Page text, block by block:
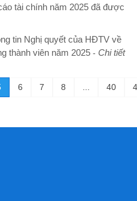
tài chính năm 2025 đã được
tin Nghị quyết của HĐTV về
thành viên năm 2025 - Chi tiết
6 7 8 ... 40